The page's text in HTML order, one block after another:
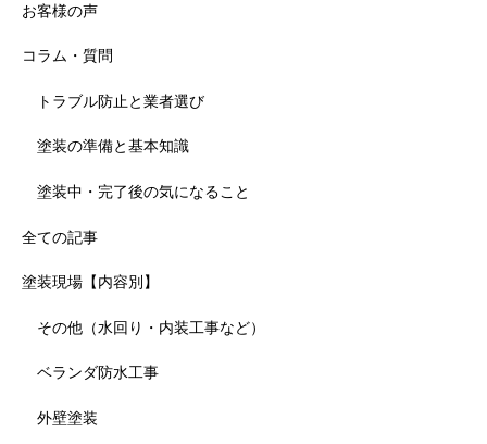
お客様の声
コラム・質問
トラブル防止と業者選び
塗装の準備と基本知識
塗装中・完了後の気になること
全ての記事
塗装現場【内容別】
その他（水回り・内装工事など）
ベランダ防水工事
外壁塗装